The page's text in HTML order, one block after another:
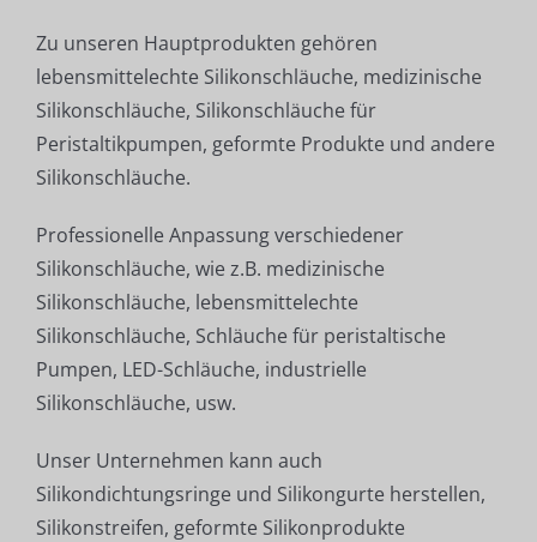
Zu unseren Hauptprodukten gehören
lebensmittelechte Silikonschläuche, medizinische
Silikonschläuche, Silikonschläuche für
Peristaltikpumpen, geformte Produkte und andere
Silikonschläuche.
Professionelle Anpassung verschiedener
Silikonschläuche, wie z.B. medizinische
Silikonschläuche, lebensmittelechte
Silikonschläuche, Schläuche für peristaltische
Pumpen, LED-Schläuche, industrielle
Silikonschläuche, usw.
Unser Unternehmen kann auch
Silikondichtungsringe und Silikongurte herstellen,
Silikonstreifen, geformte Silikonprodukte